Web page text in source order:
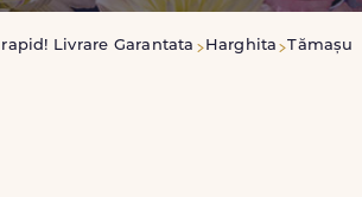
Livrare Garantata Harghita Tămașu